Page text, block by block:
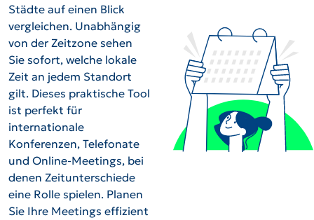
Städte auf einen Blick
vergleichen. Unabhängig
von der Zeitzone sehen
Sie sofort, welche lokale
Zeit an jedem Standort
gilt. Dieses praktische Tool
ist perfekt für
internationale
Konferenzen, Telefonate
und Online-Meetings, bei
denen Zeitunterschiede
eine Rolle spielen. Planen
Sie Ihre Meetings effizient